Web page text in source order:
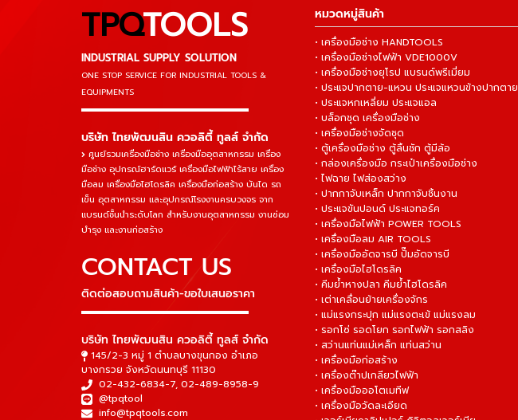
TPQTOOLS
INDUSTRIAL SUPPLY SOLUTION
ONE STOP SERVICE FOR INDUSTRIAL TOOLS &
EQUIPMENTS
▬▬▬▬▬▬▬▬▬▬▬▬▬▬▬
บริษัท ไทยพัฒนสิน ควอลิตี้ ทูลส์ จำกัด
ศูนย์รวมเครื่องมือช่าง เครื่องมืออุตสาหกรรม เครื่อง
มือช่าง อุปกรณ์ฮาร์ดแวร์ เครื่องมือไฟฟ้าไร้สาย เครื่อง
มือลม เครื่องมือไฮโดรลิค เครื่องมือก่อสร้าง บันได รถ
เข็น อุตสาหกรรม และอุปกรณ์โรงงานครบวงจร จาก
แบรนด์ชั้นนำระดับโลก สำหรับงานอุตสาหกรรม งานซ่อม
บำรุง และงานก่อสร้าง
CONTACT US
ติดต่อสอบถามสินค้า-ขอใบเสนอราคา
▬▬▬▬▬▬▬▬▬▬▬▬▬▬▬
บริษัท ไทยพัฒนสิน ควอลิตี้ ทูลส์ จำกัด
145/2-3 หมู่ 1 ตำบลบางขุนกอง อำเภอ
บางกรวย จังหวัดนนทบุรี 11130
02-432-6834-7, 02-489-8958-9
@tpqtool
info@tpqtools.com
หมวดหมู่สินค้า
• เครื่องมือช่าง HANDTOOLS
• เครื่องมือช่างไฟฟ้า VDE1000V
• เครื่องมือช่างยุโรป แบรนด์พรีเมี่ยม
• ประแจปากตาย-แหวน ประแจแหวนข้างปากตาย
• ประแจหกเหลี่ยม ประแจแอล
• บล็อกชุด เครื่องมือช่าง
• เครื่องมือช่างจัดชุด
• ตู้เครื่องมือช่าง ตู้ลิ้นชัก ตู้มีล้อ
• กล่องเครื่องมือ กระเป๋าเครื่องมือช่าง
• ไฟฉาย ไฟส่องสว่าง
• ปากกาจับเหล็ก ปากกาจับชิ้นงาน
• ประแจขันปอนด์ ประแจทอร์ค
• เครื่องมือไฟฟ้า POWER TOOLS
• เครื่องมือลม AIR TOOLS
• เครื่องมืออัดจารบี ปั๊มอัดจารบี
• เครื่องมือไฮโดรลิค
• คีมย้ำหางปลา คีมย้ำไฮโดรลิค
• เต่าเคลื่อนย้ายเครื่องจักร
• แม่แรงกระปุก แม่แรงตะเข้ แม่แรงลม
• รอกโซ่ รอดโยก รอกไฟฟ้า รอกสลิง
• สว่านแท่นแม่เหล็ก แท่นสว่าน
• เครื่องมือก่อสร้าง
• เครื่องต๊าปเกลียวไฟฟ้า
• เครื่องมือออโตเมทีฟ
• เครื่องมือวัดละเอียด